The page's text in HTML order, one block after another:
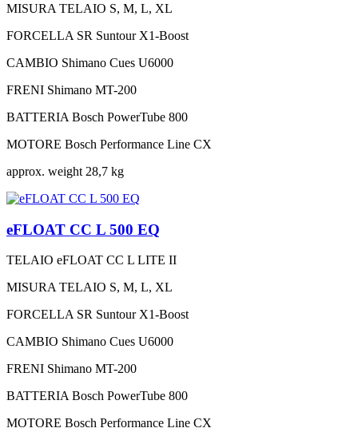
MISURA TELAIO S, M, L, XL
FORCELLA SR Suntour X1-Boost
CAMBIO Shimano Cues U6000
FRENI Shimano MT-200
BATTERIA Bosch PowerTube 800
MOTORE Bosch Performance Line CX
approx. weight 28,7 kg
eFLOAT CC L 500 EQ
TELAIO eFLOAT CC L LITE II
MISURA TELAIO S, M, L, XL
FORCELLA SR Suntour X1-Boost
CAMBIO Shimano Cues U6000
FRENI Shimano MT-200
BATTERIA Bosch PowerTube 800
MOTORE Bosch Performance Line CX